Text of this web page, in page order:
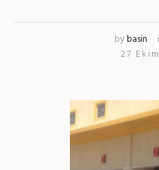
bybasin
27